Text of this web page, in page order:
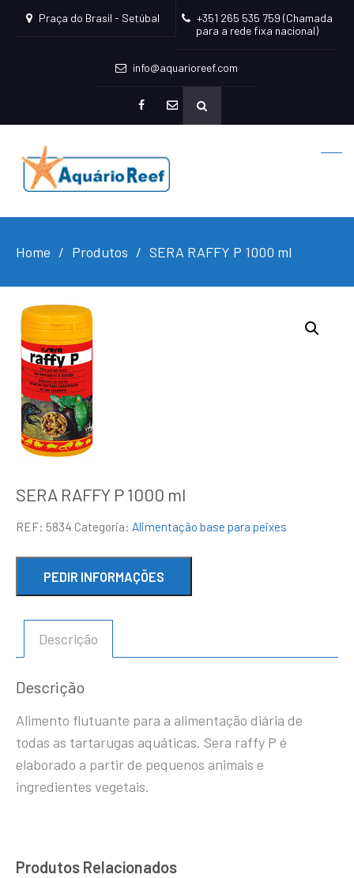
Praça do Brasil - Setúbal
+351 265 535 759 (Chamada
para a rede fixa nacional)
info@aquarioreef.com
mailto
Home Produtos SERA RAFFY P 1000 ml
SERA RAFFY P 1000 ml
REF: 5834 Categoria: Alimentação base para peixes
Descrição
Descrição
Alimento flutuante para a alimentação diária de
todas as tartarugas aquáticas. Sera raffy P é
elaborado a partir de pequenos animais e
ingredientes vegetais.
Produtos Relacionados